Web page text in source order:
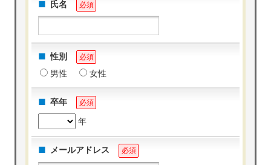
氏名 必須
性別 必須
男性 女性
卒年 必須
年
メールアドレス 必須